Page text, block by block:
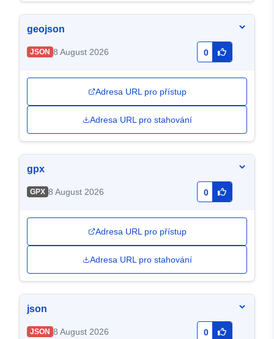
geojson
JSON 8 August 2026 0
Adresa URL pro přístup
Adresa URL pro stahování
gpx
GPX 8 August 2026 0
Adresa URL pro přístup
Adresa URL pro stahování
json
JSON 8 August 2026 0